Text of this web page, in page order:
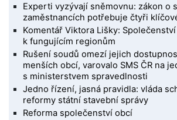
Experti vyzývají sněmovnu: zákon o
zaměstnancích potřebuje čtyři
Komentář Viktora Lišky:
k fungujícím regionům
Rušení soudů omezí jejich
menších obcí, varovalo SMS ČR na
s ministerstvem spravedlnosti
Jedno řízení, jasná pravidla: vláda
reformy státní stavební správy
Reforma společenství obcí